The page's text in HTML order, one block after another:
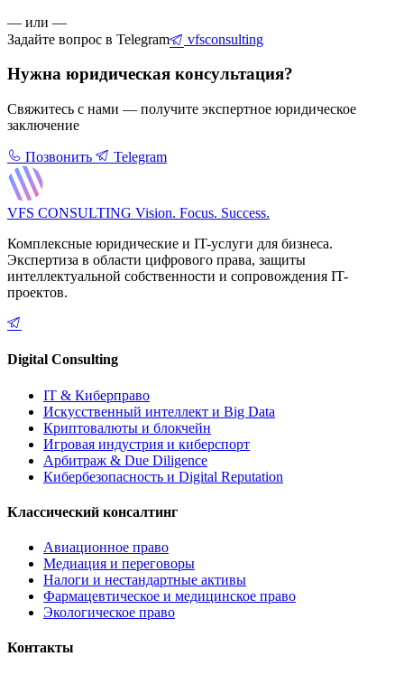
— или —
Задайте вопрос в Telegram
vfsconsulting
Нужна юридическая консультация?
Свяжитесь с нами — получите экспертное юридическое
заключение
Позвонить Telegram
VFS CONSULTING Vision. Focus. Success.
Комплексные юридические и IT-услуги для бизнеса.
Экспертиза в области цифрового права, защиты
интеллектуальной собственности и сопровождения IT-
проектов.
Digital Consulting
IT & Киберправо
Искусственный интеллект и Big Data
Криптовалюты и блокчейн
Игровая индустрия и киберспорт
Арбитраж & Due Diligence
Кибербезопасность и Digital Reputation
Классический консалтинг
Авиационное право
Медиация и переговоры
Налоги и нестандартные активы
Фармацевтическое и медицинское право
Экологическое право
Контакты